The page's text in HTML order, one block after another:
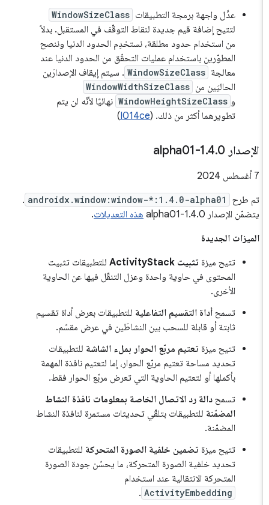
عدِّل واجهة برمجة التطبيقات WindowSizeClass
لتتيح إضافة قيم جديدة لنقاط التوقّف في المستقبل. بدلاً
من استخدام حدود مطلقة، نستخدِم الحدود الدنيا وننصح
المطوّرين باستخدام عمليات التحقّق من الحدود الدنيا عند
معالجة WindowSizeClass . سيتم إيقاف الإصدارَين
الحاليَين من WindowWidthSizeClass
WindowHeightSizeClass نهائيًا لأنّه لن يتم
تطويرهما أكثر من ذلك. (I014ce
)
الإصدار 1 .4.0-alpha01
تم طرح androidx.window:window-*:1.4.0-alpha01
.
يتضمّن الإصدار 1.4.0-alpha01
هذه التعديلات.
الميزات الجديدة
تتيح ميزةتثبيت ActivityStack
للتطبيقات تثبيت
المحتوى في حاوية واحدة وعزل التنقّل فيها عن الحاوية
الأخرى.
تسمحأداة التقسيم التفاعليةللتطبيقات بعرض أداة تقسيم
ثابتة أو قابلة للسحب بين النشاطَين في عرض مقسّم.
تتيح ميزةتعتيم مربّع الحوار بملء الشاشةللتطبيقات
تحديد مساحة تعتيم مربّع الحوار، إما لتعتيم نافذة المهمة
بأكملها أو لتعتيم الحاوية التي تعرض مربّع الحوار فقط.
تسمحدالة رد الاتصال الخاصة بمعلومات نافذة النشاط
المضمّنةللتطبيقات بتلقّي تحديثات مستمرة لنافذة النشاط
المضمّنة.
تتيح ميزةتضمين خلفية الصورة المتحركةللتطبيقات
تحديد خلفية الصورة المتحركة، ما يحسّن جودة الصورة
المتحركة الانتقالية عند استخدام
ActivityEmbedding
.